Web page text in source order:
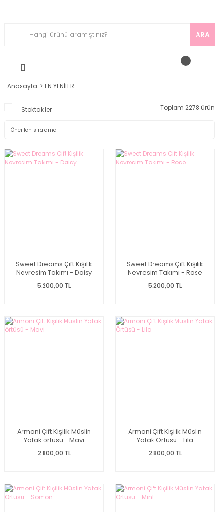
ARA
Anasayfa EN YENİLER
Stoktakiler Toplam 2278 ürün
Sweet Dreams Çift Kişilik
Nevresim Takımı - Daisy
5.200,00 TL
Sweet Dreams Çift Kişilik
Nevresim Takımı - Rose
5.200,00 TL
Armoni Çift Kişilik Müslin
Yatak örtüsü - Mavi
2.800,00 TL
Armoni Çift Kişilik Müslin
Yatak Örtüsü - Lila
2.800,00 TL